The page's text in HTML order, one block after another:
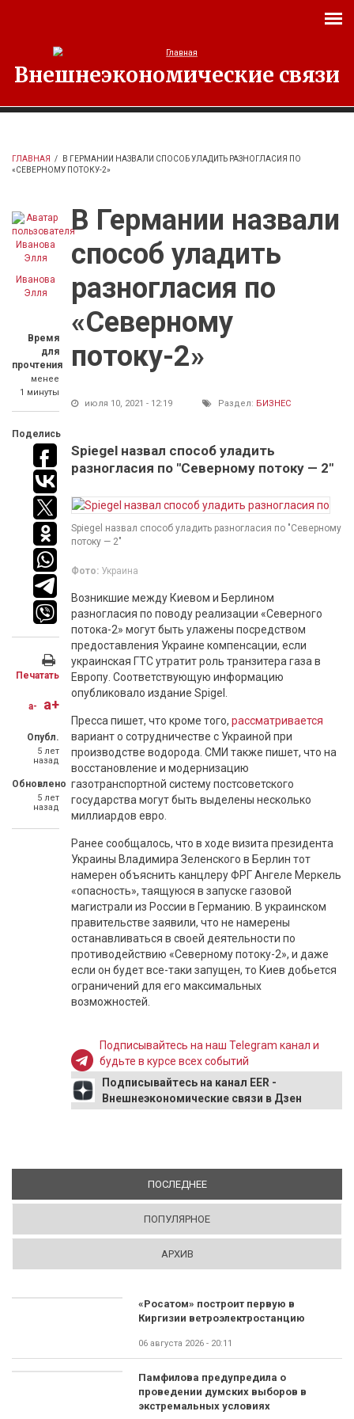
Внешнеэкономические связи
ГЛАВНАЯ /
В ГЕРМАНИИ НАЗВАЛИ СПОСОБ УЛАДИТЬ РАЗНОГЛАСИЯ ПО
«СЕВЕРНОМУ ПОТОКУ-2»
Иванова
Элля
Время
для
прочтения
менее
1 минуты
Поделись
Печатать
a- a+
Опубл.
5 лет
назад
Обновлено
5 лет
назад
В Германии назвали
способ уладить
разногласия по
«Северному
потоку-2»
июля 10, 2021 - 12:19 Раздел: БИЗНЕС
Spiegel назвал способ уладить
разногласия по "Северному потоку — 2"
Spiegel назвал способ уладить разногласия по "Северному
потоку — 2"
Фото: Украина
Возникшие между Киевом и Берлином
разногласия по поводу реализации «Северного
потока-2» могут быть улажены посредством
предоставления Украине компенсации, если
украинская ГТС утратит роль транзитера газа в
Европу. Соответствующую информацию
опубликовало издание Spigel.
Пресса пишет, что кроме того, рассматривается
вариант о сотрудничестве с Украиной при
производстве водорода. СМИ также пишет, что на
восстановление и модернизацию
газотранспортной систему постсоветского
государства могут быть выделены несколько
миллиардов евро.
Ранее сообщалось, что в ходе визита президента
Украины Владимира Зеленского в Берлин тот
намерен объяснить канцлеру ФРГ Ангеле Меркель
«опасность», таящуюся в запуске газовой
магистрали из России в Германию. В украинском
правительстве заявили, что не намерены
останавливаться в своей деятельности по
противодействию «Северному потоку-2», и даже
если он будет все-таки запущен, то Киев добьется
ограничений для его максимальных
возможностей.
Подписывайтесь на наш Telegram канал и
будьте в курсе всех событий
Подписывайтесь на канал EER -
Внешнеэкономические связи в Дзен
ПОСЛЕДНЕЕ(АКТИВНАЯ ВКЛАДКА)
ПОПУЛЯРНОЕ
АРХИВ
«Росатом» построит первую в
Киргизии ветроэлектростанцию
06 августа 2026 - 20:11
Памфилова предупредила о
проведении думских выборов в
экстремальных условиях